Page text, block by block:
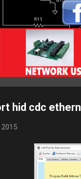
hid cdc
2015